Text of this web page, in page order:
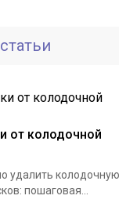
от колодочной
удалить колодочную
пошаговая...